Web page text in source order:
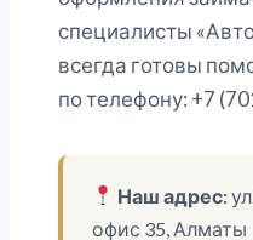
специалисты
всегда готовы
по телефону: +7
Наш адрес:
офис 35, Алматы